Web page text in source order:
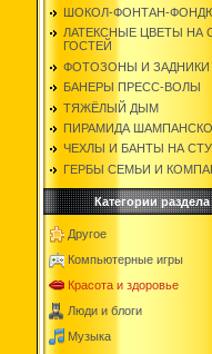
ШОКОЛ-ФОНТАН-
ЛАТЕКСНЫЕ ЦВЕТЫ НА
ГОСТЕЙ
ФОТОЗОНЫ И ЗАДНИКИ
БАНЕРЫ ПРЕСС-ВОЛЫ
ТЯЖЁЛЫЙ ДЫМ
ПИРАМИДА
ЧЕХЛЫ И БАНТЫ НА
ГЕРБЫ СЕМЬИ И
Категории раздела
Другое
Компьютерные игры
Красота и здоровье
Люди и блоги
Музыка